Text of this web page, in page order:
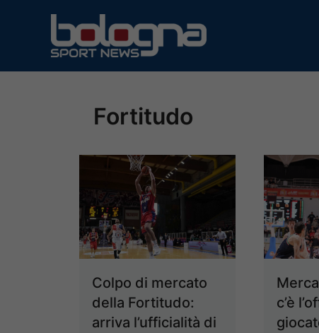
contenuto
Fortitudo
Colpo di mercato
della Fortitudo:
arriva l’ufficialità di
c’è